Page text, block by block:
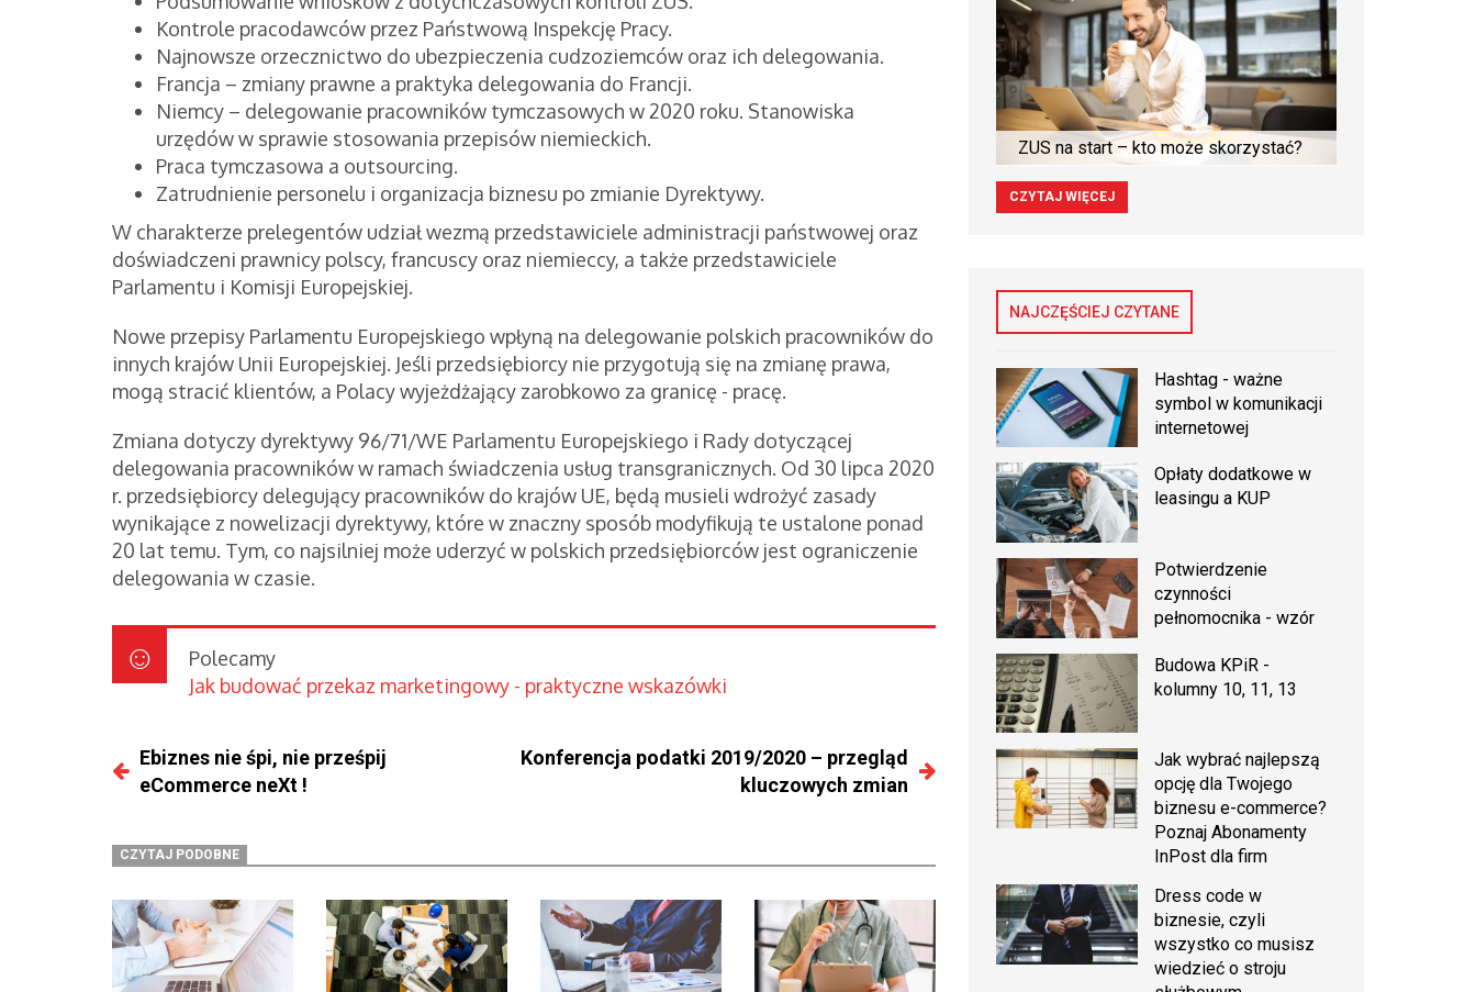
Kontrole pracodawców przez Państwową Inspekcję Pracy.
Najnowsze orzecznictwo do ubezpieczenia cudzoziemców oraz ich delegowania.
Francja – zmiany prawne a praktyka delegowania do Francji.
Niemcy – delegowanie pracowników tymczasowych w 2020 roku. Stanowiska
urzędów w sprawie stosowania przepisów niemieckich.
Praca tymczasowa a outsourcing.
Zatrudnienie personelu i organizacja biznesu po zmianie Dyrektywy.
W charakterze prelegentów udział wezmą przedstawiciele administracji państwowej oraz
doświadczeni prawnicy polscy, francuscy oraz niemieccy, a także przedstawiciele
Parlamentu i Komisji Europejskiej.
Nowe przepisy Parlamentu Europejskiego wpłyną na delegowanie polskich pracowników do
innych krajów Unii Europejskiej. Jeśli przedsiębiorcy nie przygotują się na zmianę prawa,
mogą stracić klientów, a Polacy wyjeżdżający zarobkowo za granicę - pracę.
Zmiana dotyczy dyrektywy 96/71/WE Parlamentu Europejskiego i Rady dotyczącej
delegowania pracowników w ramach świadczenia usług transgranicznych. Od 30 lipca 2020
r. przedsiębiorcy delegujący pracowników do krajów UE, będą musieli wdrożyć zasady
wynikające z nowelizacji dyrektywy, które w znaczny sposób modyfikują te ustalone ponad
20 lat temu. Tym, co najsilniej może uderzyć w polskich przedsiębiorców jest ograniczenie
delegowania w czasie.
Polecamy
Jak budować przekaz marketingowy - praktyczne wskazówki
Ebiznes nie śpi, nie prześpij
eCommerce neXt !
Konferencja podatki 2019/2020 – przegląd
kluczowych zmian
CZYTAJ PODOBNE
ZUS na start – kto może skorzystać?
CZYTAJ WIĘCEJ
NAJCZĘŚCIEJ CZYTANE
Hashtag - ważne
symbol w komunikacji
internetowej
Opłaty dodatkowe w
leasingu a KUP
Potwierdzenie
czynności
pełnomocnika - wzór
Budowa KPiR -
kolumny 10, 11, 13
Jak wybrać najlepszą
opcję dla Twojego
biznesu e-commerce?
Poznaj Abonamenty
InPost dla firm
Dress code w
biznesie, czyli
wszystko co musisz
wiedzieć o stroju